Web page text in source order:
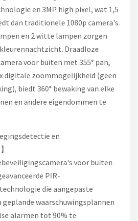
en 3MP high pixel, wat 1,5
dan traditionele 1080p camera's.
en 2 witte lampen zorgen
Draadloze
voor buiten met 355° pan,
digitale zoommogelijkheid (geen
biedt 360° bewaking van elke
en andere eigendommen te
en
voor buiten
PIR-
die aangepaste
geplande waarschuwingsplannen
alarmen tot 90% te